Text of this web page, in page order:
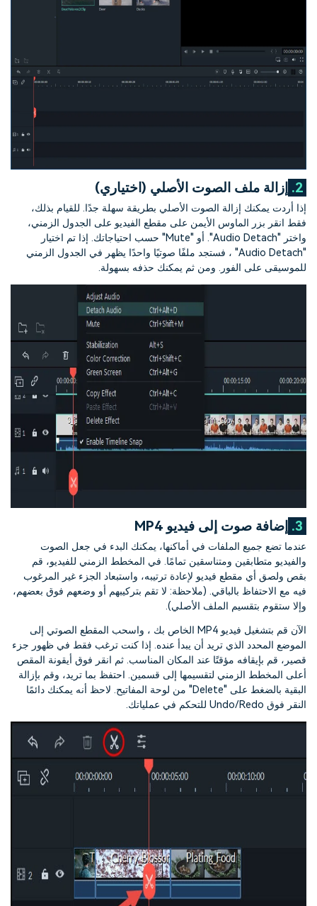
2. إزالة ملف الصوت الأصلي (اختياري)
إذا أردت يمكنك إزالة الصوت الأصلي بطريقة سهلة جدًا. للقيام بذلك،
فقط انقر بزر الماوس الأيمن على مقطع الفيديو على الجدول الزمني،
واختر "Audio Detach". أو "Mute" حسب احتياجاتك. إذا تم اختيار
"Audio Detach" ، فستجد ملفًا صوتيًا واحدًا يظهر في الجدول الزمني
للموسيقى على الفور. ومن ثم يمكنك حذفه بسهولة.
3. إضافة صوت إلى فيديو MP4
عندما تضع جميع الملفات في أماكنها، يمكنك البدء في جعل الصوت
والفيديو متطابقين ومتناسقين تمامًا. في المخطط الزمني للفيديو، قم
بقص ولصق أي مقطع فيديو لإعادة ترتيبه، واستبعاد الجزء غير المرغوب
فيه مع الاحتفاظ بالباقي. (ملاحظة: لا تقم بتركيبهم أو وضعهم فوق بعضهم،
وإلا ستقوم بتقسيم الملف الأصلي).
الآن قم بتشغيل فيديو MP4 الخاص بك ، واسحب المقطع الصوتي إلى
الموضع المحدد الذي تريد أن يبدأ عنده. إذا كنت ترغب فقط في ظهور جزء
قصير، قم بإيقافه مؤقتًا عند المكان المناسب. ثم انقر فوق أيقونة المقص
أعلى المخطط الزمني لتقسيمها إلى قسمين. احتفظ بما تريد، وقم بإزالة
البقية بالضغط على "Delete" من لوحة المفاتيح. لاحظ أنه يمكنك دائمًا
النقر فوق Undo/Redo للتحكم في عملياتك.